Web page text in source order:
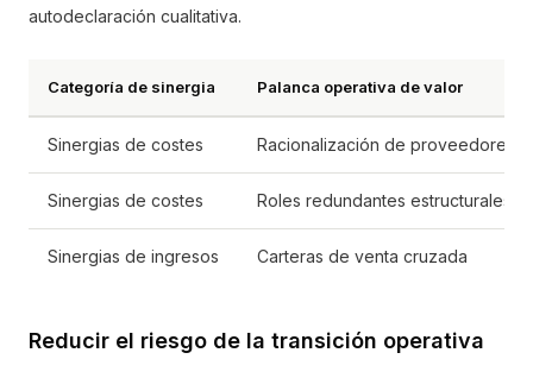
autodeclaración cualitativa.
Categoría de sinergia Palanca operativa de valor
Sinergias de costes Racionalización de proveedores
Sinergias de costes Roles redundantes estructurales
Sinergias de ingresos Carteras de venta cruzada
Reducir el riesgo de la transición operativa